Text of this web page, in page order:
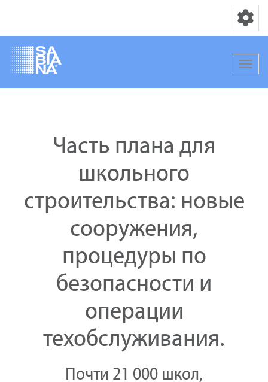
Часть плана для
школьного
строительства: новые
сооружения,
процедуры по
безопасности и
операции
техобслуживания.
Почти 21 000 школ,